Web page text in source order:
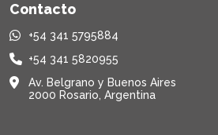
Contacto
+54 341 5795884
+54 341 5820955
Av. Belgrano y Buenos Aires
2000 Rosario, Argentina